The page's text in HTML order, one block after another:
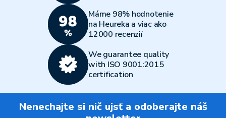
Máme 98% hodnotenie
na Heureka a viac ako
12000 recenzií
We guarantee quality
with ISO 9001:2015
certification
Nenechajte si nič ujsť a odoberajte náš